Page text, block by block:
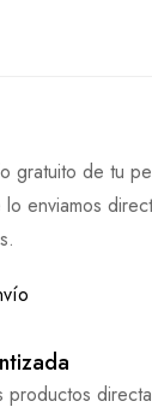
gratuito de tu
enviamos
productos